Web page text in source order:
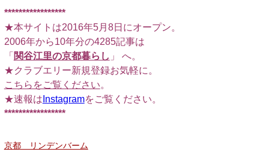
*****************
★本サイトは2016年5月8日にオープン。
2006年から10年分の4285記事は
「 関谷江里の京都暮らし 」 へ。
★クラブエリー新規登録お気軽に。
こちらをご覧ください。
★速報は Instagramをご覧ください。
*****************
京都 リンデンバーム